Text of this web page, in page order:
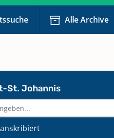
Alle Archive
St. Johannis
1883-1990
Digitalisate
1589-1687